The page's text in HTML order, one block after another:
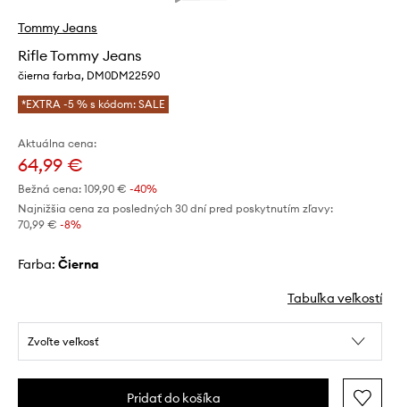
Tommy Jeans
Rifle Tommy Jeans
čierna farba, DM0DM22590
*EXTRA -5 % s kódom: SALE
Aktuálna cena:
64,99 €
Bežná cena: 109,90 € -40%
Najnižšia cena za posledných 30 dní pred poskytnutím zľavy:
70,99 € -8%
Farba: čierna
Tabuľka veľkostí
Zvoľte veľkosť
Pridať do košíka